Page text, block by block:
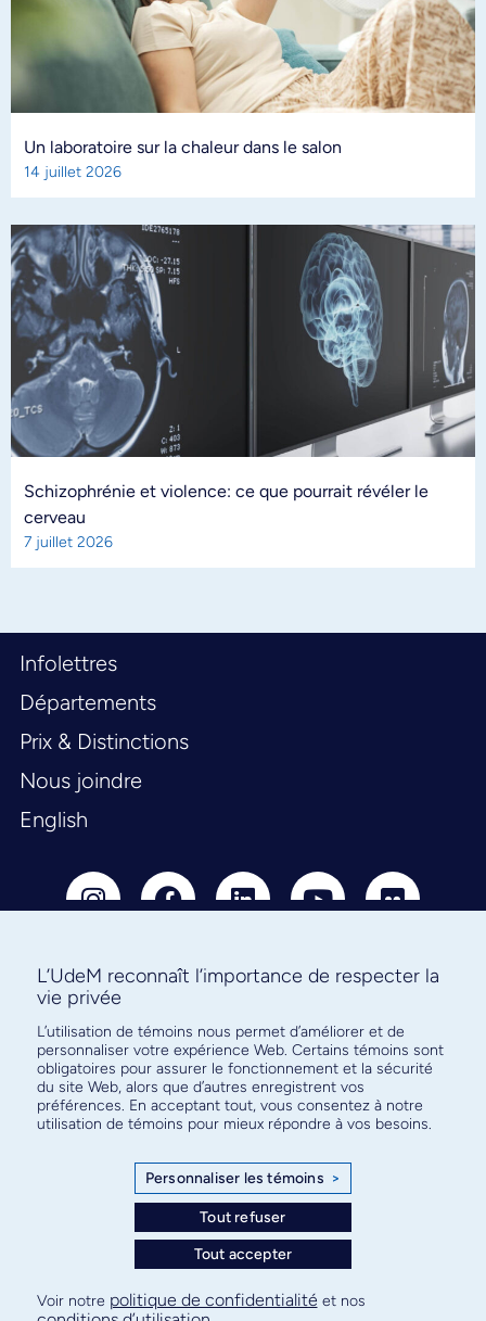
Un laboratoire sur la chaleur dans le salon
14 juillet 2026
Schizophrénie et violence: ce que pourrait révéler le
cerveau
7 juillet 2026
Infolettres
Départements
Prix & Distinctions
Nous joindre
English
Abonnez-vous à notre infolettre
pour connaître l’actualité facultaire
© Faculté de médecine - Université de Montréal
Plan de site
Confidentialité
Conditions d’utilisation
L’UdeM reconnaît l’importance de respecter la
vie privée
L’utilisation de témoins nous permet d’améliorer et de
personnaliser votre expérience Web. Certains témoins sont
obligatoires pour assurer le fonctionnement et la sécurité
du site Web, alors que d’autres enregistrent vos
préférences. En acceptant tout, vous consentez à notre
utilisation de témoins pour mieux répondre à vos besoins.
Personnaliser les témoins >
Tout refuser
Tout accepter
Voir notre politique de confidentialité et nos